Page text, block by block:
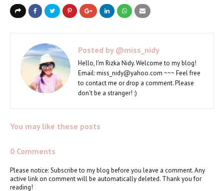
Posted by@miss_nidy
Hello, I'm Rizka Nidy. Welcome to my blog!
Email: miss_nidy@yahoo.com ~~~ Feel free
to contact me or drop a comment. Please
don't be a stranger! :)
You may like these posts
0 Comments
Please notice: Subscribe to my blog before you leave a comment. Any
active link on comment will be automatically deleted. Thank you for
reading!